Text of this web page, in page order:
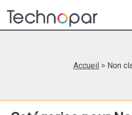
Accueil > Non